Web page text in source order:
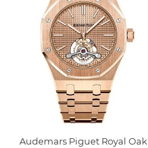
Audemars Piguet Royal Oak